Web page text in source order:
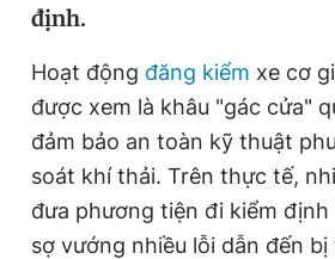
Tiện ích Bạn
Thông tin tòa soạn Liên
định.
Hoạt động đăng kiểm xe cơ
được xem là khâu "gác cửa"
đảm bảo an toàn kỹ thuật
soát khí thải. Trên thực tế,
đưa phương tiện đi kiểm
sợ vướng nhiều lỗi dẫn đến